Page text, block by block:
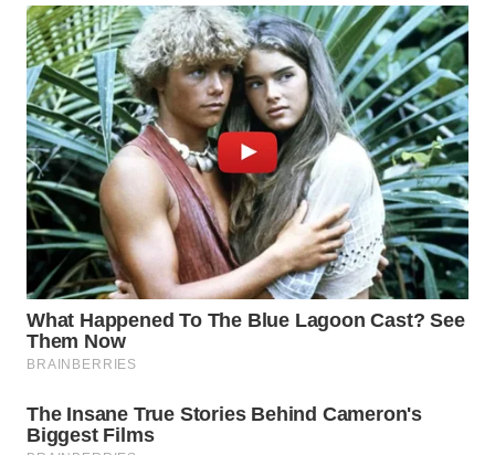
WN
PRIANGAN
TIMUR
WN
SEMARANG
WN
SOLO
WN
BOROBUDUR
WN
WN